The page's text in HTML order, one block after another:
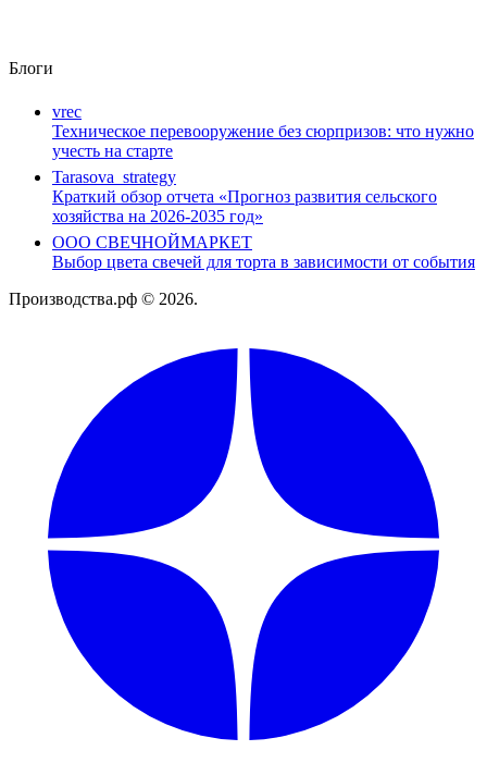
Блоги
vrec
Техническое перевооружение без сюрпризов: что нужно
учесть на старте
Tarasova_strategy
Краткий обзор отчета «Прогноз развития сельского
хозяйства на 2026-2035 год»
ООО СВЕЧНОЙМАРКЕТ
Выбор цвета свечей для торта в зависимости от события
Производства.рф © 2026.